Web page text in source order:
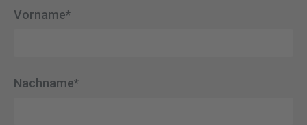
Vorname*
Nachname*